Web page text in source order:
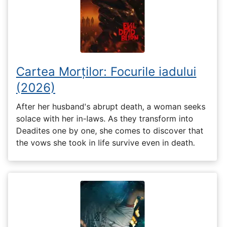
Cartea Morților: Focurile iadului
(2026)
After her husband's abrupt death, a woman seeks
solace with her in-laws. As they transform into
Deadites one by one, she comes to discover that
the vows she took in life survive even in death.